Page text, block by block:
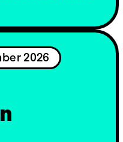
2026